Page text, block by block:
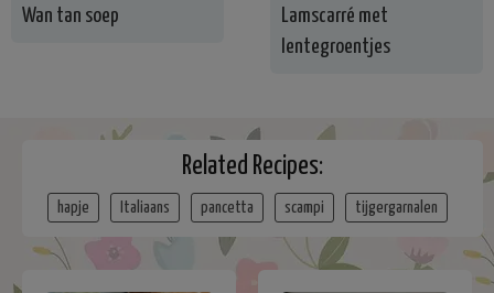
Wan tan soep
Lamscarré met
lentegroentjes
Related Recipes:
hapje Italiaans pancetta scampi tijgergarnalen